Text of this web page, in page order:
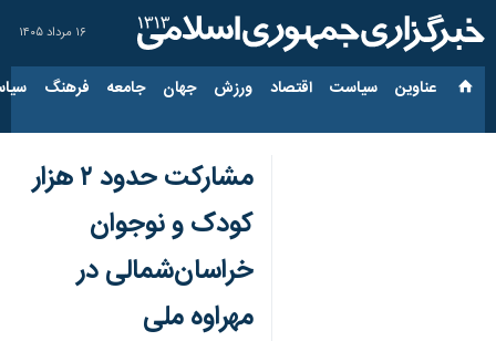
۱۶ مرداد ۱۴۰۵
عناوین‌ سیاست اقتصاد ورزش جهان جامعه فرهنگ
مشارکت حدود ۲ هزار
کودک و نوجوان
خراسان‌شمالی در
مهراوه ملی